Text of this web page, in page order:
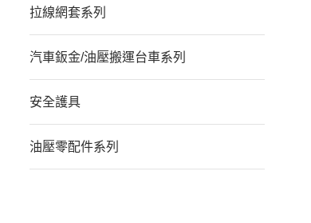
拉線網套系列
汽車鈑金/油壓搬運台車系列
安全護具
油壓零配件系列